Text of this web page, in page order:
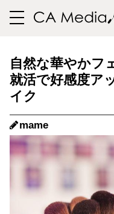
toggle
自然な華やかフ
就活で好感度ア
イク
mame